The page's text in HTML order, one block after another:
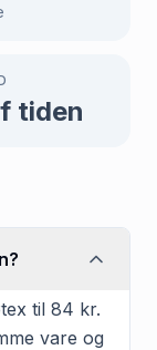
tiden
til 84 kr.
vare og